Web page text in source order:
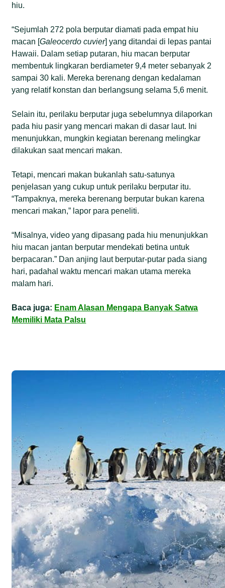
hiu.
“Sejumlah 272 pola berputar diamati pada empat hiu
macan [Galeocerdo cuvier] yang ditandai di lepas pantai
Hawaii. Dalam setiap putaran, hiu macan berputar
membentuk lingkaran berdiameter 9,4 meter sebanyak 2
sampai 30 kali. Mereka berenang dengan kedalaman
yang relatif konstan dan berlangsung selama 5,6 menit.
Selain itu, perilaku berputar juga sebelumnya dilaporkan
pada hiu pasir yang mencari makan di dasar laut. Ini
menunjukkan, mungkin kegiatan berenang melingkar
dilakukan saat mencari makan.
Tetapi, mencari makan bukanlah satu-satunya
penjelasan yang cukup untuk perilaku berputar itu.
“Tampaknya, mereka berenang berputar bukan karena
mencari makan,” lapor para peneliti.
“Misalnya, video yang dipasang pada hiu menunjukkan
hiu macan jantan berputar mendekati betina untuk
berpacaran.” Dan anjing laut berputar-putar pada siang
hari, padahal waktu mencari makan utama mereka
malam hari.
Baca juga: Enam Alasan Mengapa Banyak Satwa
Memiliki Mata Palsu